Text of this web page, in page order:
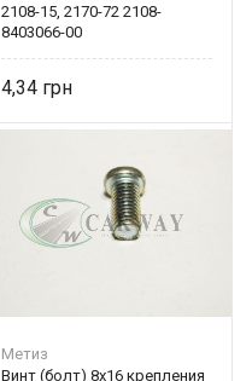
2108-15, 2170-72 2108-
8403066-00
4,34
Метиз
Винт (болт) 8х16 крепления